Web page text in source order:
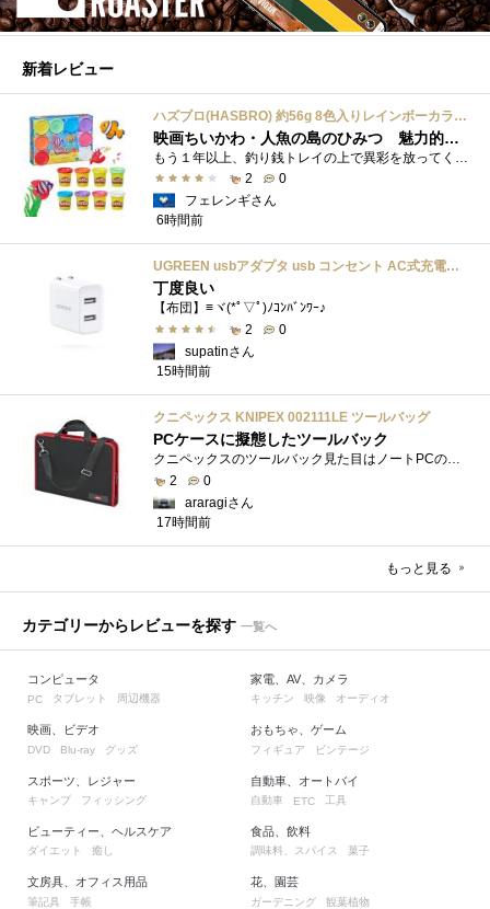
新着レビュー
ハズブロ(HASBRO) 約56g 8色入りレインボーカラーのプレイ・ドー、新学期用品、2才以上のプリスクールの子供向け、子供向けのアート&クラフト 粘土 ねんど、こどもの日、子供の日プレゼント
映画ちいかわ・人魚の島のひみつ 魅力的なビラン：セイレーンを造ってみた
2
0
フェレンギさん
6時間前
UGREEN usbアダプタ usb コンセント AC式充電器 3.1A PSE認証済み 折りたたみ式プラグ 2ポート
丁度良い
【布団】≡ヾ(*ﾟ▽ﾟ)ﾉｺﾝﾊﾞﾝﾜｰ♪
2
0
supatinさん
15時間前
クニペックス KNIPEX 002111LE ツールバッグ
PCケースに擬態したツールバック
クニペックスのツールバック見た目はノートPCのバックみたい。中には工具を入れるポケットや工具を固定するゴムバンドが付いています。
2
0
araragiさん
17時間前
もっと見る
カテゴリーからレビューを探す 一覧へ
コンピュータ
PC タブレット 周辺機器
映画、ビデオ
DVD Blu-ray グッズ
スポーツ、レジャー
キャンプ フィッシング
ビューティー、ヘルスケア
ダイエット 癒し
文房具、オフィス用品
筆記具 手帳
家電、AV、カメラ
キッチン 映像 オーディオ
おもちゃ、ゲーム
フィギュア ビンテージ
自動車、オートバイ
自動車 ETC 工具
食品、飲料
調味料、スパイス 菓子
花、園芸
ガーデニング 観葉植物